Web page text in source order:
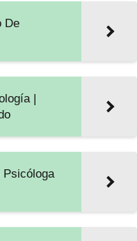
De
|
Psicóloga